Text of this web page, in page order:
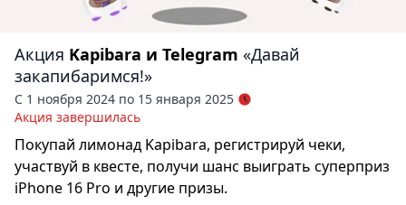
Акция Kapibara и Telegram «Давай
закапибаримся!»
С 1 ноября 2024 по 15 января 2025
Акция завершилась
Покупай лимонад Kapibara, регистрируй чеки,
участвуй в квесте, получи шанс выиграть суперприз
iPhone 16 Pro и другие призы.